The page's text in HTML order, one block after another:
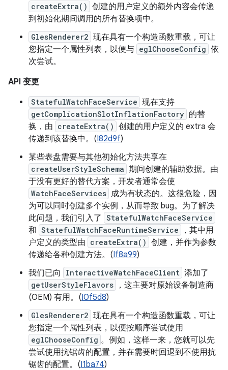
createExtra() 创建的用户定义的额外内容会传递
到初始化期间调用的所有替换项中。
GlesRenderer2 现在具有一个构造函数重载，可让
您指定一个属性列表，以便与 eglChooseConfig 依
次尝试。
API 变更
StatefulWatchFaceService 现在支持
getComplicationSlotInflationFactory 的替
换，由 createExtra() 创建的用户定义的 extra 会
传递到该替换中。(I82d9f)
某些表盘需要与其他初始化方法共享在
createUserStyleSchema 期间创建的辅助数据。由
于没有更好的替代方案，开发者通常会使
WatchFaceServices 成为有状态的。这很危险，因
为可以同时创建多个实例，从而导致 bug。为了解决
此问题，我们引入了 StatefulWatchFaceService
和 StatefulWatchFaceRuntimeService
，其中用
户定义的类型由 createExtra() 创建，并作为参数
传递给各种创建方法。(If8a99)
我们已向
InteractiveWatchFaceClient 添加了
getUserStyleFlavors
，这主要对原始设备制造商
(OEM) 有用。(I0f5d8)
GlesRenderer2 现在具有一个构造函数重载，可让
您指定一个属性列表，以便按顺序尝试使用
eglChooseConfig 。例如，这样一来，您就可以先
尝试使用抗锯齿的配置，并在需要时回退到不使用抗
锯齿的配置。(I1ba74)